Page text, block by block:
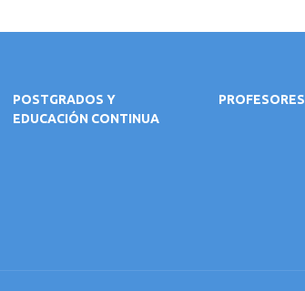
POSTGRADOS Y
EDUCACIÓN CONTINUA
PROFESORES